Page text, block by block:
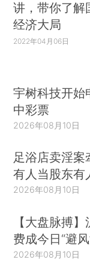
讲，带你了解
经济大局
2022年04月06日
宇树科技开始
中彩票
2026年08月10日
足浴店卖淫案
有人当股东有
2026年08月10日
【大盘脉搏
费成今日“避风
2026年08月10日